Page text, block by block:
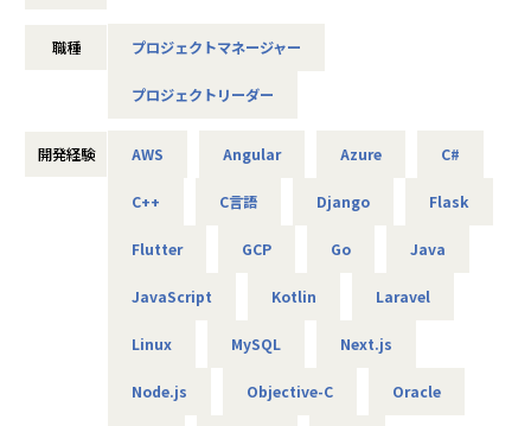
プロダクトに投資し、サービスも組織も共に成長中です。急
クトの成長も目指すことに挑戦しがいを感じていただけると
また、Findyではエンジニアが事業責任者になることも可能
です。技術だけでなくマーケティング等ビジネス経験も積む
こともできます。本人の希望で現CTOはプロダクト企画を、
1人目のエンジニア社員はエンジニア採用担当を経験しまし
能になっています。
私たちのチームでは、生成AI活用に非常に積極的で、エンジ
当社は札幌に本社をおくIPO準備中のベンチャー企業です。
代にあった最新技術をもとに徹底的なポジショニングで地位
React Native/Flutterといったトレンドのフレームワーク技
心に事業を展開しています。
o】【SAPPORO NEXT LEADING】などにも認定いただいて
また、北海道で唯一【ベストベンチャー100】にも選出され
受託開発プロジェクトやSESでのソフトウェア開発プロジェ
職種 プロジェクトマネージャー
プロジェクトリーダー
開発経験 AWS Angular Azure C#
C++ C言語 Django Flask
Flutter GCP Go Java
JavaScript Kotlin Laravel
Linux MySQL Next.js
Node.js Objective-C Oracle